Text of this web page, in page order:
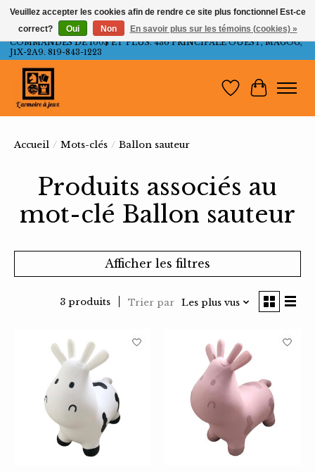
LIVRAISON GRATUITE AU QUÉBEC ET ONTARIO POUR LES
COMMANDES DE 100$ ET PLUS. 436 PRINCIPALE OUEST, MAGOG,
J1X-2A9. 819-843-1223
Liste dePanier
Accueil / Mots-clés / Ballon sauteur
Produits associés au
mot-clé Ballon sauteur
Afficher les filtres
3 produits Trier par Les plus vus
Veuillez accepter les cookies afin de rendre ce site plus fonctionnel Est-ce
correct?
Oui Non En savoir plus sur les témoins (cookies) »